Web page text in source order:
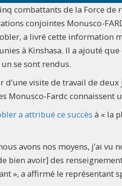
combattants de la Force de
conjointes Monusco-
a livré cette information
à Kinshasa. Il a ajouté
se sont rendus.
d’une visite de travail de
Monusco-Fardc connaissent
a attribué ce succès à « la
avons nos moyens, j’ai
bien avoir] des
», a affirmé le représentant